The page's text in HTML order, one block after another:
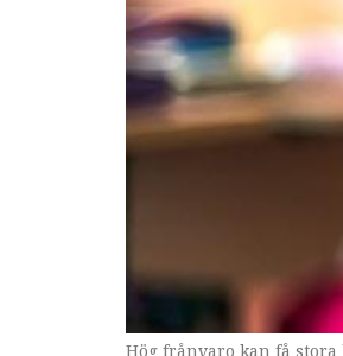
Anki Sandberg är
Hög frånvaro kan få